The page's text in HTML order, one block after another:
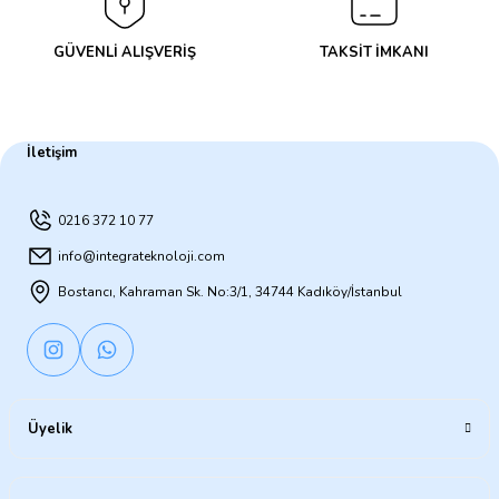
GÜVENLİ ALIŞVERİŞ TAKSİT İMKANI
İletişim
0216 372 10 77
info@integrateknoloji.com
Bostancı, Kahraman Sk. No:3/1, 34744 Kadıköy/İstanbul
Üyelik